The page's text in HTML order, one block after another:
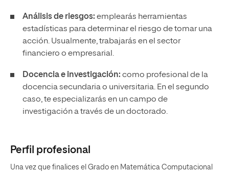
Análisis de riesgos: emplearás herramientas
estadísticas para determinar el riesgo de tomar una
acción. Usualmente, trabajarás en el sector
financiero o empresarial.
Docencia e investigación: como profesional de la
docencia secundaria o universitaria. En el segundo
caso, te especializarás en un campo de
investigación a través de un doctorado.
Perfil profesional
Una vez que finalices el Grado en Matemática Computacional